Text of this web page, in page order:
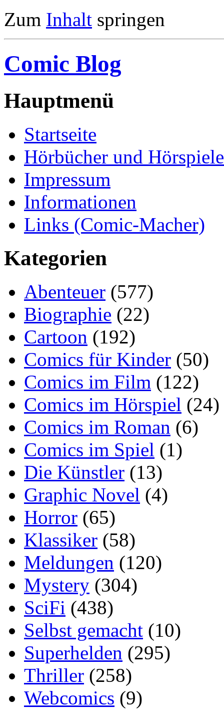
Zum Inhalt springen
Comic Blog
Hauptmenü
Startseite
Hörbücher und Hörspiele
Impressum
Informationen
Links (Comic-Macher)
Kategorien
Abenteuer (577)
Biographie (22)
Cartoon (192)
Comics für Kinder (50)
Comics im Film (122)
Comics im Hörspiel (24)
Comics im Roman (6)
Comics im Spiel (1)
Die Künstler (13)
Graphic Novel (4)
Horror (65)
Klassiker (58)
Meldungen (120)
Mystery (304)
SciFi (438)
Selbst gemacht (10)
Superhelden (295)
Thriller (258)
Webcomics (9)